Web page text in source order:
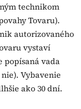
technikom
Tovaru).
autorizovaného
vystaví
popísaná vada
Vybavenie
ako 30 dní.